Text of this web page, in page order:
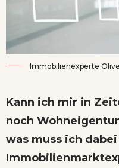
Immobilienexperte
Kann ich mir in
noch
was muss ich